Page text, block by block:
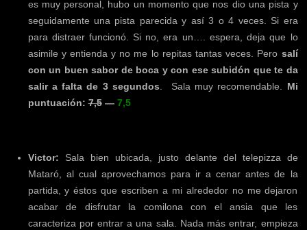
es muy personal, hubo un momento que nos dio una pista y
seguidamente una pista parecida y así 3 o 4 veces. Si era
para distraer funcionó. Si no, era un…. espera, deja que lo
asimile y entienda y no me lo repitas tantas veces. Pero salí
con un buen sabor de boca y con ese subidón que te da
salir a falta de 3 segundos. Sala muy recomendable.
Mi
puntuación:7,5— 7,5
Victor: Sala bien ubicada, justo delante del telepizza de
Mataró, al cual aprovechamos para ir a cenar antes de la
partida, y éstos que escriben a mi alrededor no me dejaron
acabar de disfrutar la comilona con el ansia que les
caracteriza por entrar a una sala. Nada más entrar, empieza